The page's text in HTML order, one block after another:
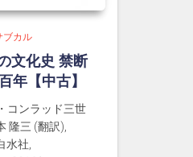
ブカル
文化史 禁断
年【中古】
コンラッド三世
隆三 (翻訳),
水社,